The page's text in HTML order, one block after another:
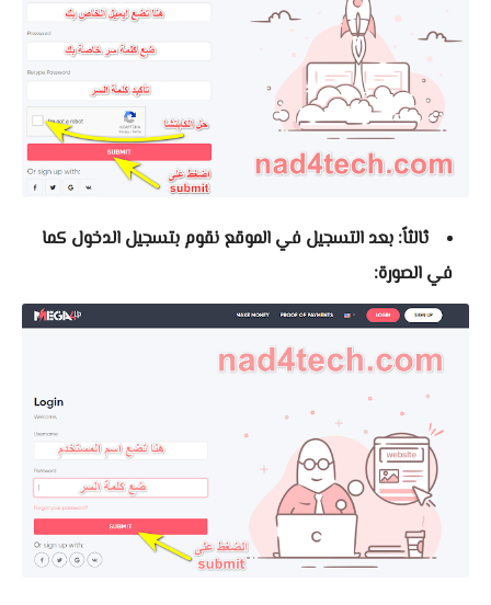
ثالثاً: بعد التسجيل في الموقع نقوم بتسجيل الدخول كما
في الصورة: